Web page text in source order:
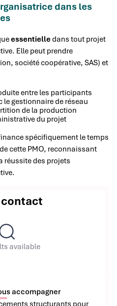
dans les
essentielledans tout projet
Elle peut prendre
société coopérative, SAS) et
entre les participants
le gestionnaire de réseau
de la production
du projet
spécifiquement le temps
cette PMO, reconnaissant
réussite des projets
available
accompagner